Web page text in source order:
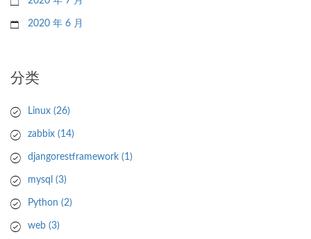
2020 年 6 月
分类
Linux (26)
zabbix (14)
djangorestframework (1)
mysql (3)
Python (2)
web (3)